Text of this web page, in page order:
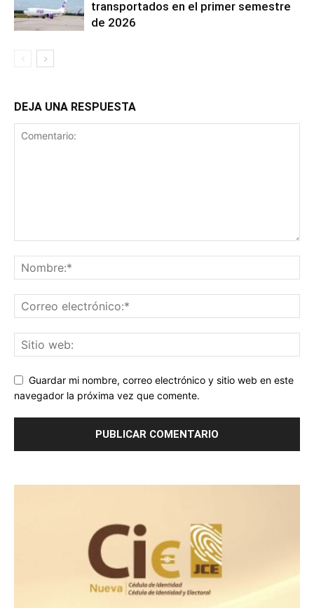
transportados en el primer semestre
de 2026
DEJA UNA RESPUESTA
Guardar mi nombre, correo electrónico y sitio web en este
navegador la próxima vez que comente.